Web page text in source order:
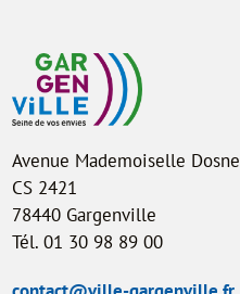
Avenue Mademoiselle Dosne
CS 2421
78440 Gargenville
Tél. 01 30 98 89 00